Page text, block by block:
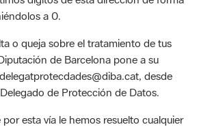
de Barcelona pone a su
desde
de Protección de Datos.
esta vía le hemos resuelto cualquier
su privacidad, si lo cree oportuno,
reclamación a través de la
de Protección de Datos